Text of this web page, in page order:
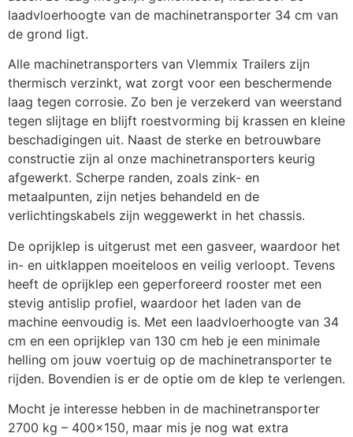
Neuswiel 60mm €60,50
Oprijplaten 165 cm (i.p.v.
volledige klep)
€900,00
Reservewielhouder
aanhanger
€36,24
Verlengde oprijklep €900,00
Wiel + band 195/50R13
900kg
€121,00
Zwanenhalsdissel 3500kg€ 1.694,00
laadvloerhoogte van de machinetransporter 34 cm van
de grond ligt.
Alle machinetransporters van Vlemmix Trailers zijn
thermisch verzinkt, wat zorgt voor een beschermende
laag tegen corrosie. Zo ben je verzekerd van weerstand
tegen slijtage en blijft roestvorming bij krassen en kleine
beschadigingen uit. Naast de sterke en betrouwbare
constructie zijn al onze machinetransporters keurig
afgewerkt. Scherpe randen, zoals zink- en
metaalpunten, zijn netjes behandeld en de
verlichtingskabels zijn weggewerkt in het chassis.
De oprijklep is uitgerust met een gasveer, waardoor het
in- en uitklappen moeiteloos en veilig verloopt. Tevens
heeft de oprijklep een geperforeerd rooster met een
stevig antislip profiel, waardoor het laden van de
machine eenvoudig is. Met een laadvloerhoogte van 34
cm en een oprijklep van 130 cm heb je een minimale
helling om jouw voertuig op de machinetransporter te
rijden. Bovendien is er de optie om de klep te verlengen.
Mocht je interesse hebben in de machinetransporter
2700 kg – 400×150, maar mis je nog wat extra